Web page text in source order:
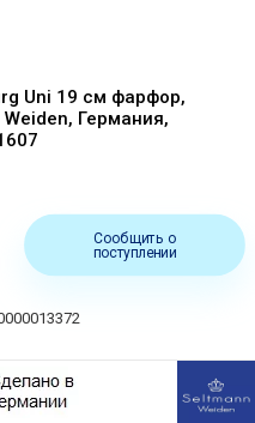
Uni 19 см фарфор,
Германия,
Сообщить о
поступлении